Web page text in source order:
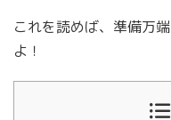
これを読めば、準備万
よ！